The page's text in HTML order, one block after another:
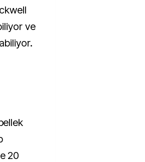
ve
20